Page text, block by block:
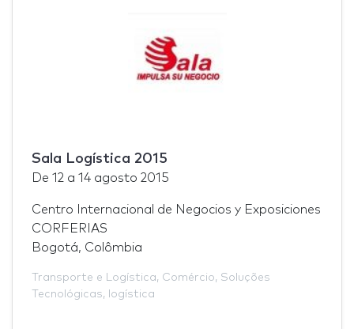
Sala Logística 2015
De 12 a 14 agosto 2015
Centro Internacional de Negocios y Exposiciones
CORFERIAS
Bogotá, Colômbia
Transporte e Logística, Comércio, Soluções
Tecnológicas, logística